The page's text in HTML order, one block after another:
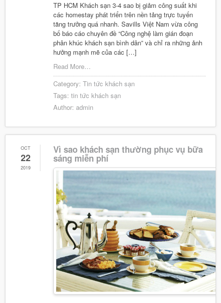
TP HCM Khách sạn 3-4 sao bị giảm công suất khi
các homestay phát triển trên nền tảng trực tuyến
tăng trưởng quá nhanh. Savills Việt Nam vừa công
bố báo cáo chuyên đề “Công nghệ làm gián đoạn
phân khúc khách sạn bình dân” và chỉ ra những ảnh
hưởng mạnh mẽ của các […]
Read More…
Category:Tin tức khách sạn
Tags:tin tức khách sạn
Author:admin
OCT
22
2019
Vì sao khách sạn thường phục vụ bữa
sáng miễn phí